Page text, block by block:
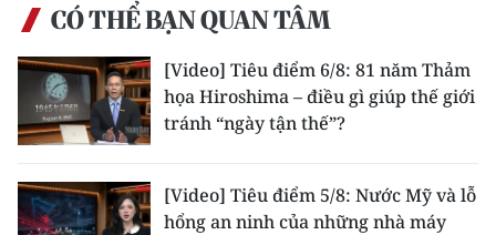
Media Pháp luật
Media Du lịch
Media Thế giới
Media Giáo dục
CÓ THỂ BẠN QUAN TÂM
[Video] Tiêu điểm 6/8: 81 năm Thảm
họa Hiroshima – điều gì giúp thế giới
tránh “ngày tận thế”?
[Video] Tiêu điểm 5/8: Nước Mỹ và lỗ
hổng an ninh của những nhà máy